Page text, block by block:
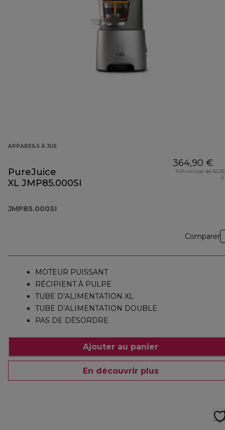
APPAREILS À JUS
PureJuice
XL JMP85.000SI
JMP85.000SI
364,90 €
TVA incluse de
Comparer
MOTEUR PUISSANT
RÉCIPIENT À PULPE
TUBE D’ALIMENTATION XL
TUBE D’ALIMENTATION DOUBLE
PAS DE DÉSORDRE
Ajouter au panier
En découvrir plus